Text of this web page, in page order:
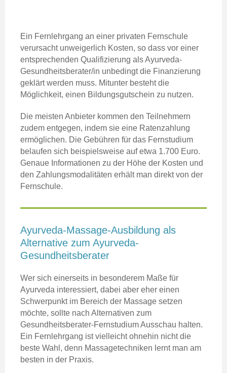
Ein Fernlehrgang an einer privaten Fernschule
verursacht unweigerlich Kosten, so dass vor einer
entsprechenden Qualifizierung als Ayurveda-
Gesundheitsberater/in unbedingt die Finanzierung
geklärt werden muss. Mitunter besteht die
Möglichkeit, einen Bildungsgutschein zu nutzen.
Die meisten Anbieter kommen den Teilnehmern
zudem entgegen, indem sie eine Ratenzahlung
ermöglichen. Die Gebühren für das Fernstudium
belaufen sich beispielsweise auf etwa 1.700 Euro.
Genaue Informationen zu der Höhe der Kosten und
den Zahlungsmodalitäten erhält man direkt von der
Fernschule.
Ayurveda-Massage-Ausbildung als
Alternative zum Ayurveda-
Gesundheitsberater
Wer sich einerseits in besonderem Maße für
Ayurveda interessiert, dabei aber eher einen
Schwerpunkt im Bereich der Massage setzen
möchte, sollte nach Alternativen zum
Gesundheitsberater-Fernstudium Ausschau halten.
Ein Fernlehrgang ist vielleicht ohnehin nicht die
beste Wahl, denn Massagetechniken lernt man am
besten in der Praxis.